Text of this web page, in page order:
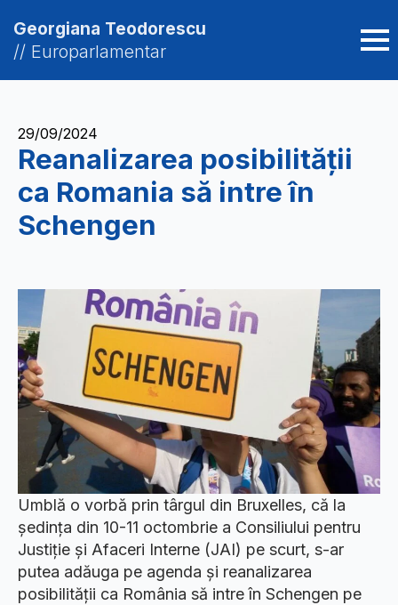
Georgiana Teodorescu
// Europarlamentar
29/09/2024
Reanalizarea posibilității
ca Romania să intre în
Schengen
Umblă o vorbă prin târgul din Bruxelles, că la
ședința din 10-11 octombrie a Consiliului pentru
Justiție și Afaceri Interne (JAI) pe scurt, s-ar
putea adăuga pe agenda și reanalizarea
posibilității ca România să intre în Schengen pe